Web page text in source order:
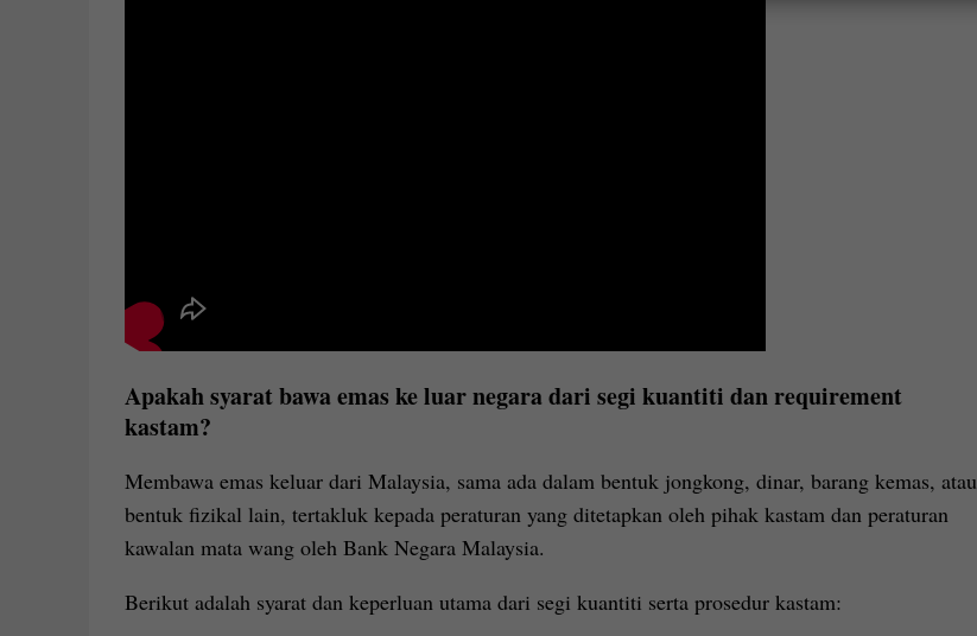
Apakah syarat bawa emas ke luar negara dari segi kuantiti dan requirement
kastam?
Membawa emas keluar dari Malaysia, sama ada dalam bentuk jongkong, dinar, barang kemas, atau
bentuk fizikal lain, tertakluk kepada peraturan yang ditetapkan oleh pihak kastam dan peraturan
kawalan mata wang oleh Bank Negara Malaysia.
Berikut adalah syarat dan keperluan utama dari segi kuantiti serta prosedur kastam: